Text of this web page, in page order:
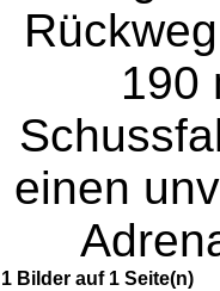
190
einen
1 Bilder auf 1 Seite(n)